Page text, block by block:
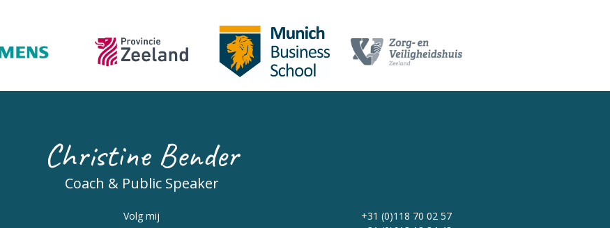
Christine Bender
Coach & Public Speaker
Volg mij
+31 (0)118 70 02 57